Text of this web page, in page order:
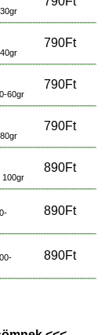
790Ft
790Ft
60gr
790Ft
890Ft
100gr
890Ft
890Ft